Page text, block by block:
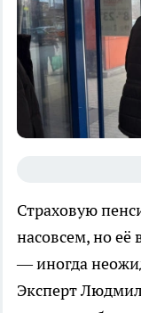
Страховую
насовсем, но её
— иногда
Эксперт